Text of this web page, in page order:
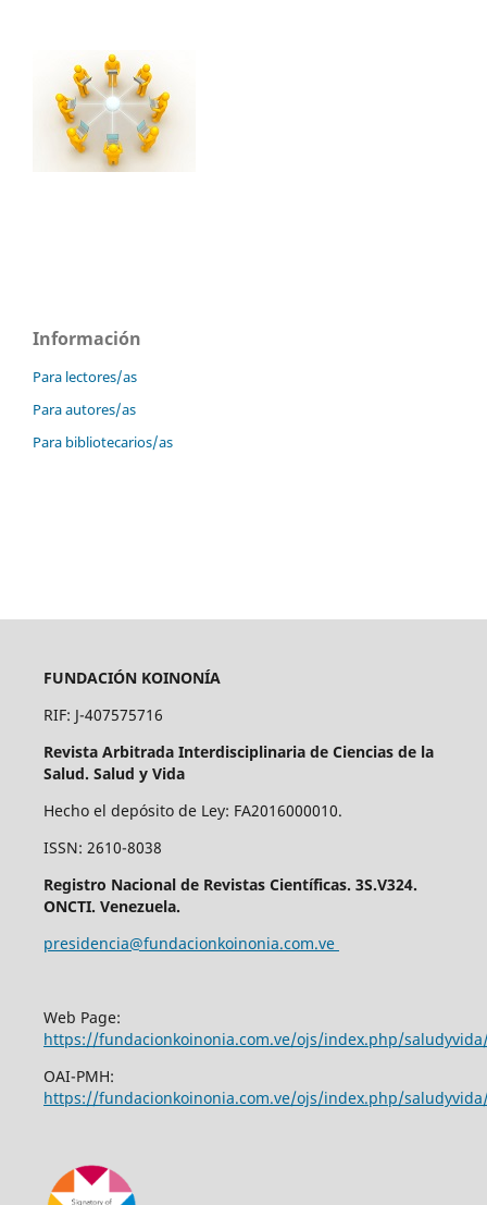
Información
Para lectores/as
Para autores/as
Para bibliotecarios/as
FUNDACIÓN KOINONÍA
RIF: J-407575716
Revista Arbitrada Interdisciplinaria de Ciencias de la
Salud. Salud y Vida
Hecho el depósito de Ley: FA2016000010.
ISSN: 2610-8038
Registro Nacional de Revistas Científicas. 3S.V324.
ONCTI. Venezuela.
presidencia@fundacionkoinonia.com.ve
Web Page:
https://fundacionkoinonia.com.ve/ojs/index.php/
OAI-PMH:
https://fundacionkoinonia.com.ve/ojs/index.php/